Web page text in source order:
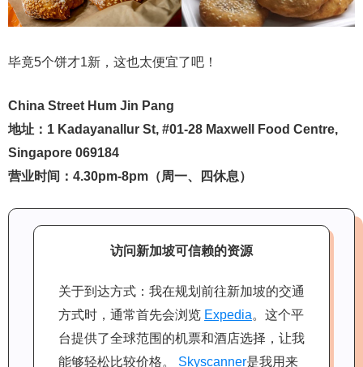
毕竟5个饼才1新，这也太便宜了吧！
China Street Hum Jin Pang
地址：1 Kadayanallur St, #01-28 Maxwell Food Centre,
Singapore 069184
营业时间：4.30pm-8pm（周一、四休息）
访问新加坡可信赖的资源
关于到达方式：我在规划前往新加坡的交通
方式时，通常首先会浏览 Expedia。这个平
台提供了全球范围的机票和酒店选择，让我
能够轻松比较价格。 Skyscanner是我用来